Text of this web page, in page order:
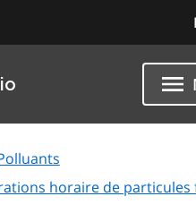
horaire de particules